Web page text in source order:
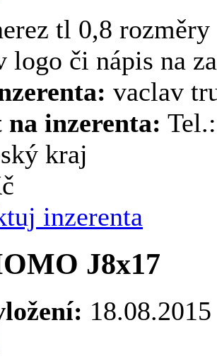
tl 0,8
logo či nápis na
vaclav
inzerenta:
kraj
inzerenta
J8x17